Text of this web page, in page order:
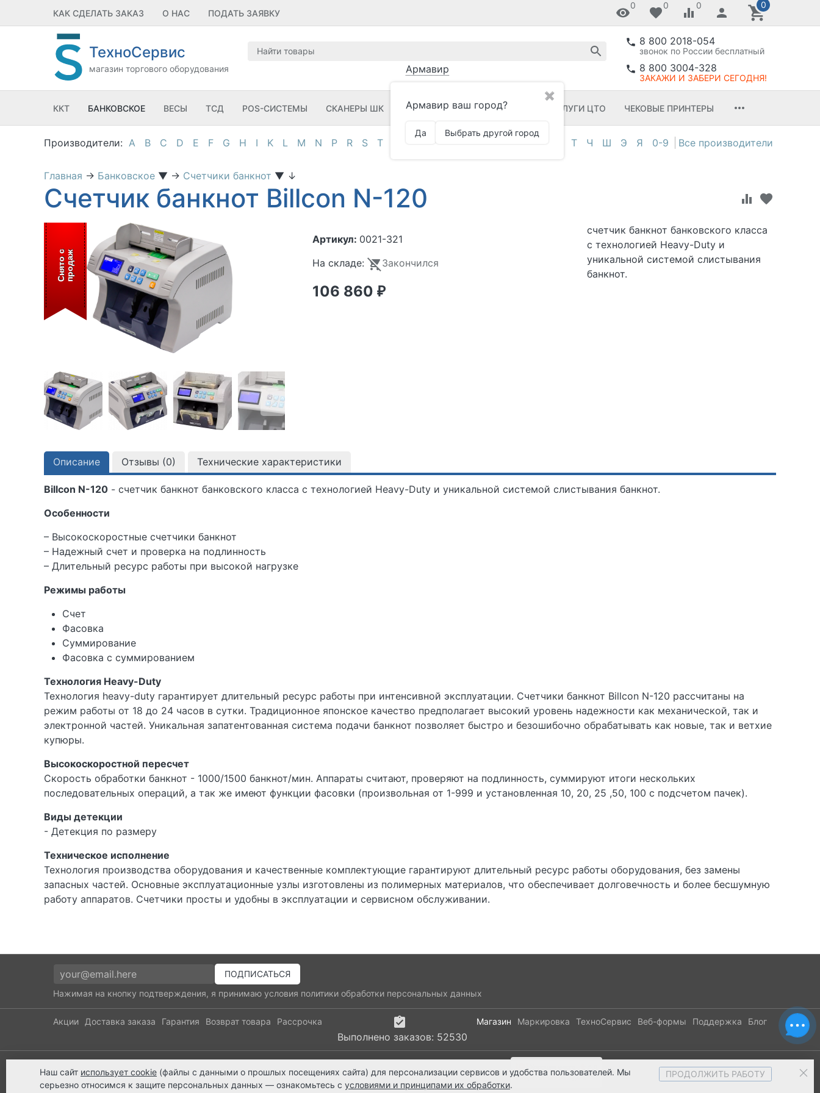
КАК СДЕЛАТЬ ЗАКАЗ О НАС ПОДАТЬ ЗАЯВКУ
0 0 0 0
ТехноСервис
магазин торгового оборудования Армавир
✖
Армавир ваш город?
Да Выбрать другой город
8 800 2018-054
звонок по России бесплатный
8 800 3004-328
ЗАКАЖИ И ЗАБЕРИ СЕГОДНЯ!
ККТ БАНКОВСКОЕ ВЕСЫ ТСД POS-СИСТЕМЫ СКАНЕРЫ ШК ПРИНТЕРЫ ШК ПО УСЛУГИ ЦТО ЧЕКОВЫЕ ПРИНТЕРЫ
A B C D E F G H I K L M N P R S T Т Ч Ш Э Я 0-9
Главная → Банковское ▼ → Счетчики банкнот ▼ ↓
Счетчик банкнот Billcon N-120
С
н
я
т
о
с
п
р
о
д
аж
Артикул: 0021-321
На складе:
Закончился
106 860 ₽
счетчик банкнот банковского класса
с технологией Heavy-Duty и
уникальной системой слистывания
банкнот.
Описание Отзывы (0) Технические характеристики
Billcon N-120 - счетчик банкнот банковского класса с технологией Heavy-Duty и уникальной системой слистывания банкнот.
Особенности
– Высокоскоростные счетчики банкнот
– Надежный счет и проверка на подлинность
– Длительный ресурс работы при высокой нагрузке
Режимы работы
Счет
Фасовка
Суммирование
Фасовка с суммированием
Технология Heavy-Duty
Технология heavy-duty гарантирует длительный ресурс работы при интенсивной эксплуатации. Счетчики банкнот Billcon N-120 рассчитаны на
режим работы от 18 до 24 часов в сутки. Традиционное японское качество предполагает высокий уровень надежности как механической, так и
электронной частей. Уникальная запатентованная система подачи банкнот позволяет быстро и безошибочно обрабатывать как новые, так и ветхие
купюры.
Высокоскоростной пересчет
Скорость обработки банкнот - 1000/1500 банкнот/мин. Аппараты считают, проверяют на подлинность, суммируют итоги нескольких
последовательных операций, а так же имеют функции фасовки (произвольная от 1-999 и установленная 10, 20, 25 ,50, 100 с подсчетом пачек).
Виды детекции
- Детекция по размеру
Техническое исполнение
Технология производства оборудования и качественные комплектующие гарантируют длительный ресурс работы оборудования, без замены
запасных частей. Основные эксплуатационные узлы изготовлены из полимерных материалов, что обеспечивает долговечность и более бесшумную
работу аппаратов. Счетчики просты и удобны в эксплуатации и сервисном обслуживании.
Нажимая на кнопку подтверждения, я принимаю условия политики обработки персональных данных
Акции Доставка заказа Гарантия Возврат товара Рассрочка
Выполнено заказов: 52530
Магазин Маркировка ТехноСервис Веб-формы Поддержка Блог
8 800 2018-054
звонок по России бесплатный
8 800 3004-328
ЗАКАЖИ И ЗАБЕРИ СЕГОДНЯ!
ts@ts21.ru
напишите нам
Наш сайт использует cookie (файлы с данными о прошлых посещениях сайта) для персонализации сервисов и удобства пользователей. Мы
серьезно относимся к защите персональных данных — ознакомьтесь с условиями и принципами их обработки.
ПРОДОЛЖИТЬ РАБОТУ